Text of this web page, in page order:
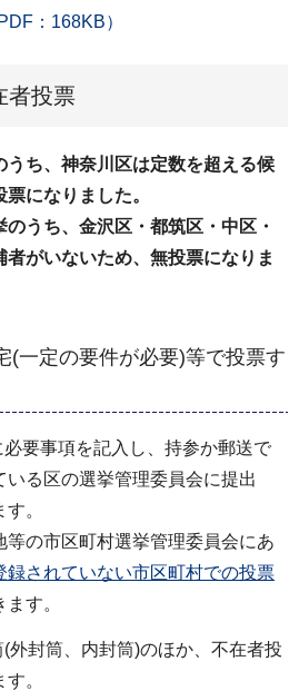
：168KB）
者投票
うち、神奈川区は定数を超える候
になりました。
のうち、金沢区・都筑区・中区・
がいないため、無投票になりま
(一定の要件が必要)等で投票す
要事項を記入し、持参か郵送で
る区の選挙管理委員会に提出
。
の市区町村選挙管理委員会にあ
録されていない市区町村での投票
す。
外封筒、内封筒)のほか、不在者投
。